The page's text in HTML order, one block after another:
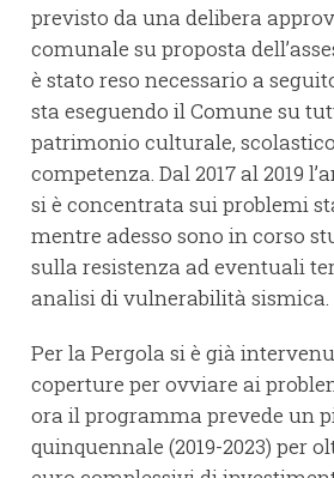
previsto da una delibera
comunale su proposta
è stato reso necessario a
sta eseguendo il Comune su
patrimonio culturale,
competenza. Dal 2017 al 2019
si è concentrata sui problemi
mentre adesso sono in corso
sulla resistenza ad eventuali
analisi di vulnerabilità sismica.
Per la Pergola si è già
coperture per ovviare ai
ora il programma prevede un
quinquennale (2019-2023) per